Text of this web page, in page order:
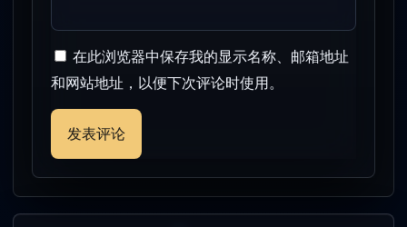
在此浏览器中保存我的显示名称、邮箱地址
和网站地址，以便下次评论时使用。